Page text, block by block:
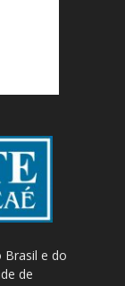
Brasil e do
de